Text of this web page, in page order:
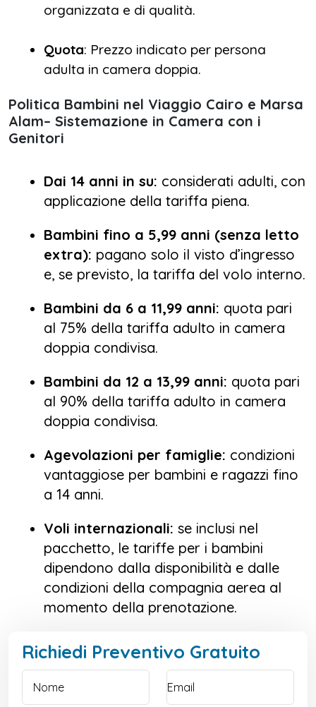
organizzata e di qualità.
Quota: Prezzo indicato per persona
adulta in camera doppia.
Politica Bambini nel Viaggio Cairo e Marsa
Alam– Sistemazione in Camera con i
Genitori
Dai 14 anni in su: considerati adulti, con
applicazione della tariffa piena.
Bambini fino a 5,99 anni (senza letto
extra): pagano solo il visto d’ingresso
e, se previsto, la tariffa del volo interno.
Bambini da 6 a 11,99 anni: quota pari
al 75% della tariffa adulto in camera
doppia condivisa.
Bambini da 12 a 13,99 anni: quota pari
al 90% della tariffa adulto in camera
doppia condivisa.
Agevolazioni per famiglie: condizioni
vantaggiose per bambini e ragazzi fino
a 14 anni.
Voli internazionali: se inclusi nel
pacchetto, le tariffe per i bambini
dipendono dalla disponibilità e dalle
condizioni della compagnia aerea al
momento della prenotazione.
Richiedi Preventivo Gratuito